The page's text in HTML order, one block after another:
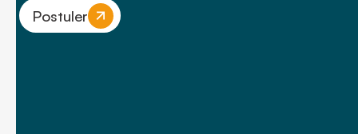
Postuler